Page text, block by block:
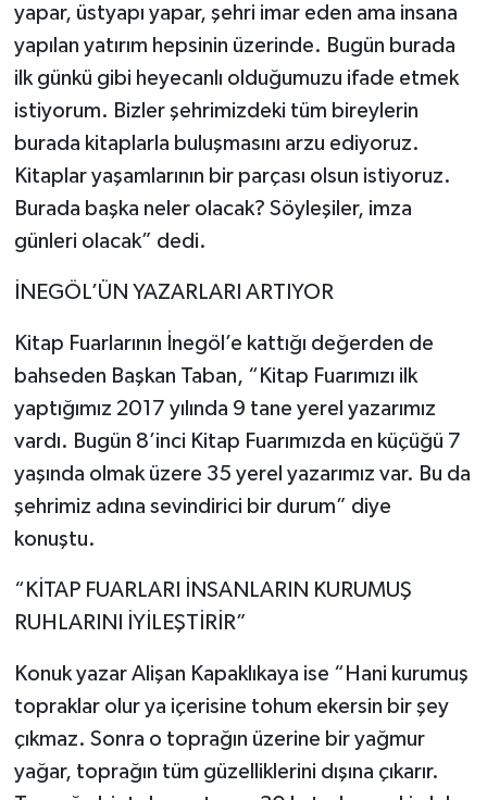
yapar, üstyapı yapar, şehri imar eden ama insana
yapılan yatırım hepsinin üzerinde. Bugün burada
ilk günkü gibi heyecanlı olduğumuzu ifade etmek
istiyorum. Bizler şehrimizdeki tüm bireylerin
burada kitaplarla buluşmasını arzu ediyoruz.
Kitaplar yaşamlarının bir parçası olsun istiyoruz.
Burada başka neler olacak? Söyleşiler, imza
günleri olacak” dedi.
İNEGÖL’ÜN YAZARLARI ARTIYOR
Kitap Fuarlarının İnegöl’e kattığı değerden de
bahseden Başkan Taban, “Kitap Fuarımızı ilk
yaptığımız 2017 yılında 9 tane yerel yazarımız
vardı. Bugün 8’inci Kitap Fuarımızda en küçüğü 7
yaşında olmak üzere 35 yerel yazarımız var. Bu da
şehrimiz adına sevindirici bir durum” diye
konuştu.
“KİTAP FUARLARI İNSANLARIN KURUMUŞ
RUHLARINI İYİLEŞTİRİR”
Konuk yazar Alişan Kapaklıkaya ise “Hani kurumuş
topraklar olur ya içerisine tohum ekersin bir şey
çıkmaz. Sonra o toprağın üzerine bir yağmur
yağar, toprağın tüm güzelliklerini dışına çıkarır.